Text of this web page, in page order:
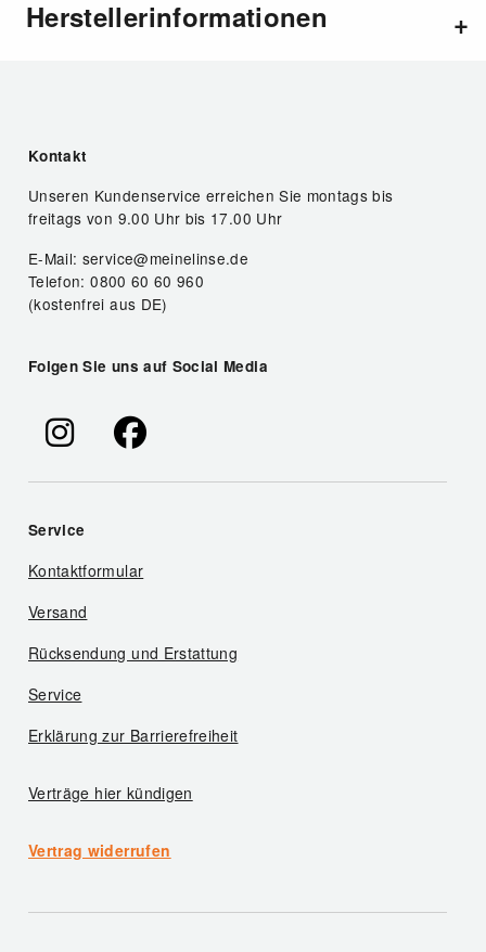
Herstellerinformationen
Kontakt
Unseren Kundenservice erreichen Sie montags bis
freitags von 9.00 Uhr bis 17.00 Uhr
E-Mail: service@meinelinse.de
Telefon: 0800 60 60 960
(kostenfrei aus DE)
Folgen Sie uns auf Social Media
Service
Kontaktformular
Versand
Rücksendung und Erstattung
Service
Erklärung zur Barrierefreiheit
Verträge hier kündigen
Vertrag widerrufen